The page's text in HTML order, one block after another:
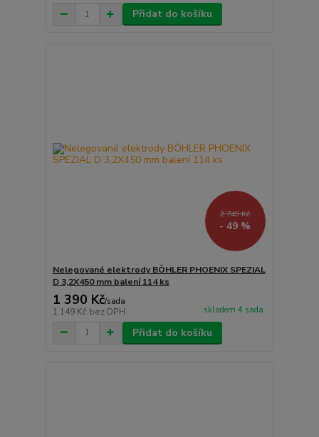
Přidat do košíku
2 749 Kč
- 49 %
Nelegované elektrody BÖHLER PHOENIX SPEZIAL
D 3,2X450 mm balení 114 ks
1 390 Kč/sada
1 149 Kč bez DPH skladem 4 sada
Přidat do košíku